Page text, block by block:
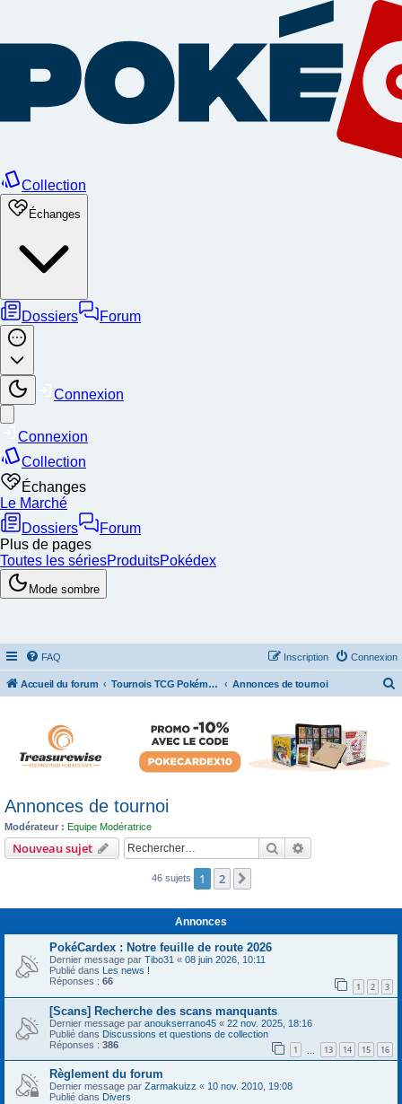
FAQ Connexion
Inscription
Accueil du forum Tournois TCG Pokémon & Stratégie Annonces de tournoi
Annonces de tournoi
Modérateur : Equipe Modératrice
Nouveau sujet Rechercher
46 sujets 1 2
Annonces
PokéCardex : Notre feuille de route 2026
Dernier message par Tibo31 « 08 juin 2026, 10:11
Publié dans Les news !
Réponses : 66 1 2 3
[Scans] Recherche des scans manquants
Dernier message par anoukserrano45 « 22 nov. 2025, 18:16
Publié dans Discussions et questions de collection
Réponses : 386 1 13 14 15 16
Règlement du forum
Dernier message par Zarmakuizz « 10 nov. 2010, 19:08
Publié dans Divers